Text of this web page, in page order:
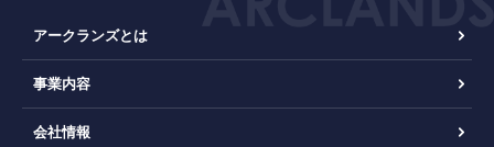
アークランズとは
事業内容
会社情報